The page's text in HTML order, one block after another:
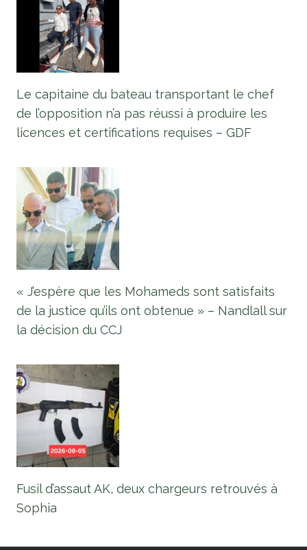
Le capitaine du bateau transportant le chef
de l’opposition n’a pas réussi à produire les
licences et certifications requises – GDF
« J’espère que les Mohameds sont satisfaits
de la justice qu’ils ont obtenue » – Nandlall sur
la décision du CCJ
Fusil d’assaut AK, deux chargeurs retrouvés à
Sophia